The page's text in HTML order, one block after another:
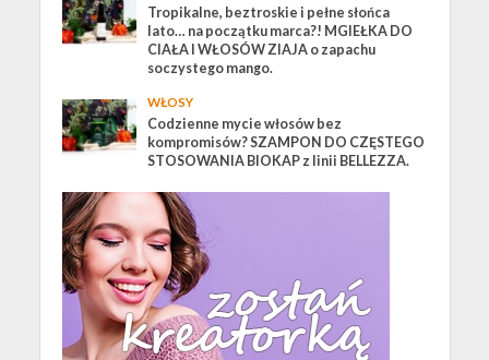
Tropikalne, beztroskie i pełne słońca
lato… na początku marca?! MGIEŁKA DO
CIAŁA I WŁOSÓW ZIAJA o zapachu
soczystego mango.
WŁOSY
Codzienne mycie włosów bez
kompromisów? SZAMPON DO CZĘSTEGO
STOSOWANIA BIOKAP z linii BELLEZZA.